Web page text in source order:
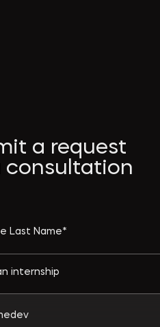
a request
consultation
internship